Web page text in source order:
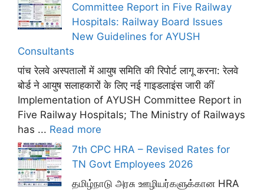
Committee Report in Five Railway
Hospitals: Railway Board Issues
New Guidelines for AYUSH
Consultants
पांच रेलवे अस्पतालों में आयुष समिति की रिपोर्ट लागू करना: रेलवे
बोर्ड ने आयुष सलाहकारों के लिए नई गाइडलाइंस जारी कीं
Implementation of AYUSH Committee Report in
Five Railway Hospitals; The Ministry of Railways
has ... Read more
7th CPC HRA – Revised Rates for
TN Govt Employees 2026
தமிழ்நாடு அரசு ஊழியர்களுக்கான HRA